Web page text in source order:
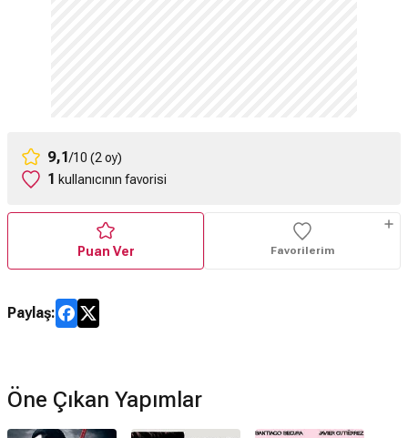
9,1/10 (2 oy)
1 kullanıcının favorisi
Puan Ver Favorilerim
Paylaş:
Öne Çıkan Yapımlar